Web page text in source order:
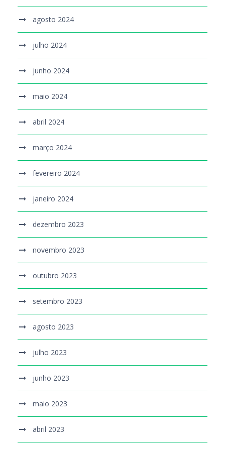
agosto 2024
julho 2024
junho 2024
maio 2024
abril 2024
março 2024
fevereiro 2024
janeiro 2024
dezembro 2023
novembro 2023
outubro 2023
setembro 2023
agosto 2023
julho 2023
junho 2023
maio 2023
abril 2023